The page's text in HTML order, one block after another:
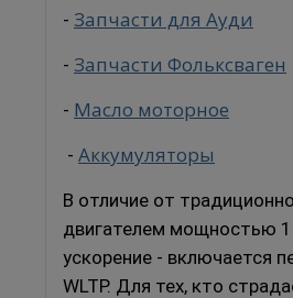
- Запчасти для Ауди
- Запчасти Фольксваген
- Масло моторное
- Аккумуляторы
В отличие от
двигателем мощностью
ускорение - включается
WLTP. Для тех, кто